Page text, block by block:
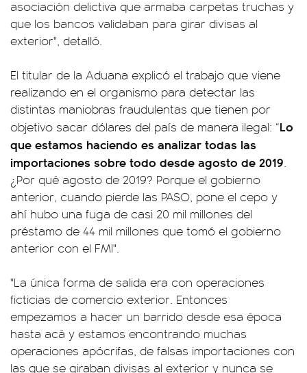
asociación delictiva que armaba carpetas truchas y
que los bancos validaban para girar divisas al
exterior", detalló.
El titular de la Aduana explicó el trabajo que viene
realizando en el organismo para detectar las
distintas maniobras fraudulentas que tienen por
objetivo sacar dólares del país de manera ilegal: “Lo
que estamos haciendo es analizar todas las
importaciones sobre todo desde agosto de 2019.
¿Por qué agosto de 2019? Porque el gobierno
anterior, cuando pierde las PASO, pone el cepo y
ahí hubo una fuga de casi 20 mil millones del
préstamo de 44 mil millones que tomó el gobierno
anterior con el FMI".
"La única forma de salida era con operaciones
ficticias de comercio exterior. Entonces
empezamos a hacer un barrido desde esa época
hasta acá y estamos encontrando muchas
operaciones apócrifas, de falsas importaciones con
las que se giraban divisas al exterior y nunca se